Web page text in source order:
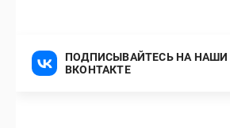
ПОДПИСЫВАЙТЕСЬ НА НАШИ
ВКОНТАКТЕ